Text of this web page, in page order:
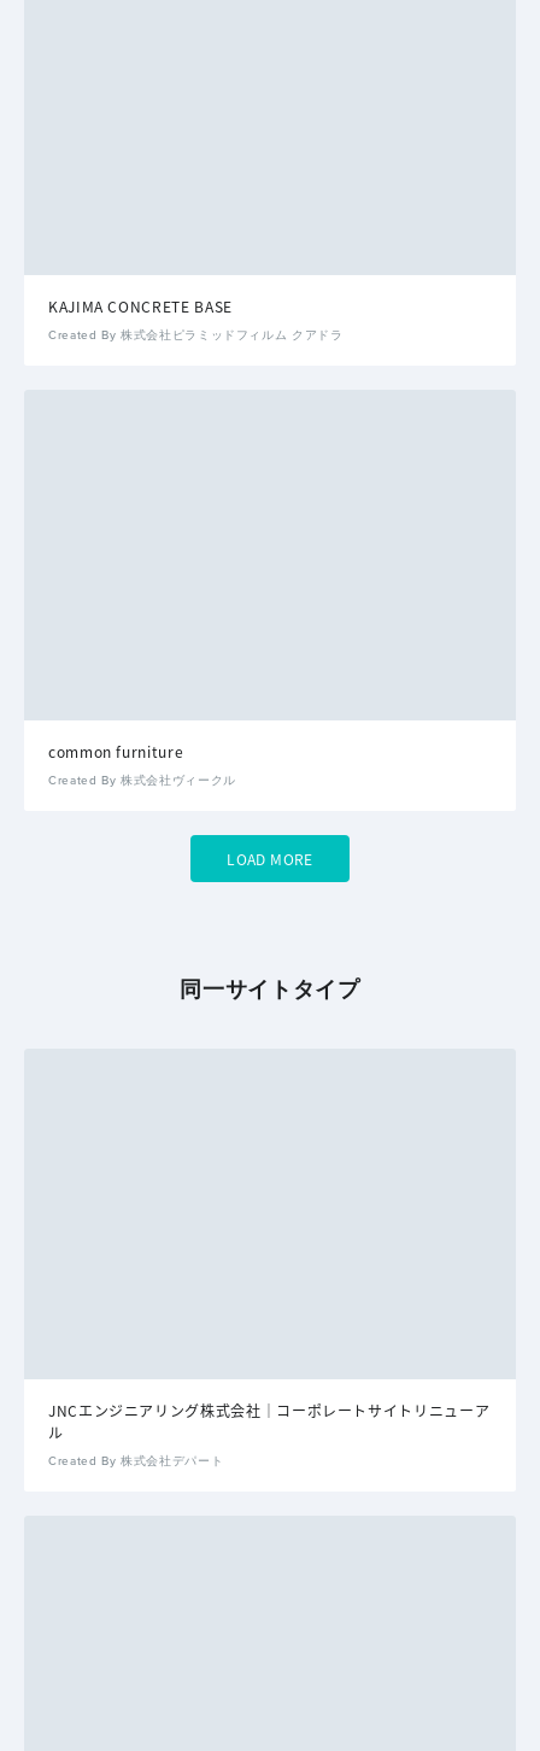
KAJIMA CONCRETE BASE
Created By 株式会社ピラミッドフィルム クアドラ
common furniture
Created By 株式会社ヴィークル
LOAD MORE
同一サイトタイプ
JNCエンジニアリング株式会社｜コーポレートサイトリニューア
ル
Created By 株式会社デパート